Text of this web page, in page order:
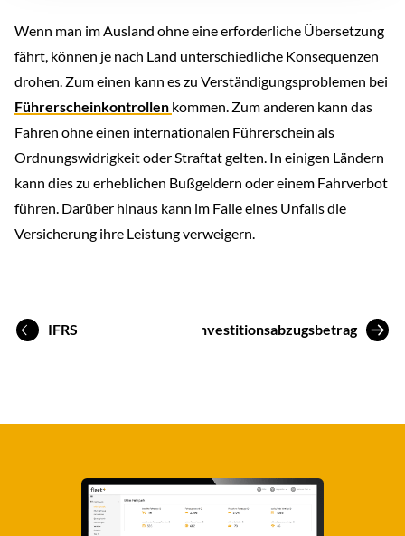
Wenn man im Ausland ohne eine erforderliche Übersetzung
fährt, können je nach Land unterschiedliche Konsequenzen
drohen. Zum einen kann es zu Verständigungsproblemen bei
Führerscheinkontrollen kommen. Zum anderen kann das
Fahren ohne einen internationalen Führerschein als
Ordnungswidrigkeit oder Straftat gelten. In einigen Ländern
kann dies zu erheblichen Bußgeldern oder einem Fahrverbot
führen. Darüber hinaus kann im Falle eines Unfalls die
Versicherung ihre Leistung verweigern.
IFRS Investitionsabzugsbetrag